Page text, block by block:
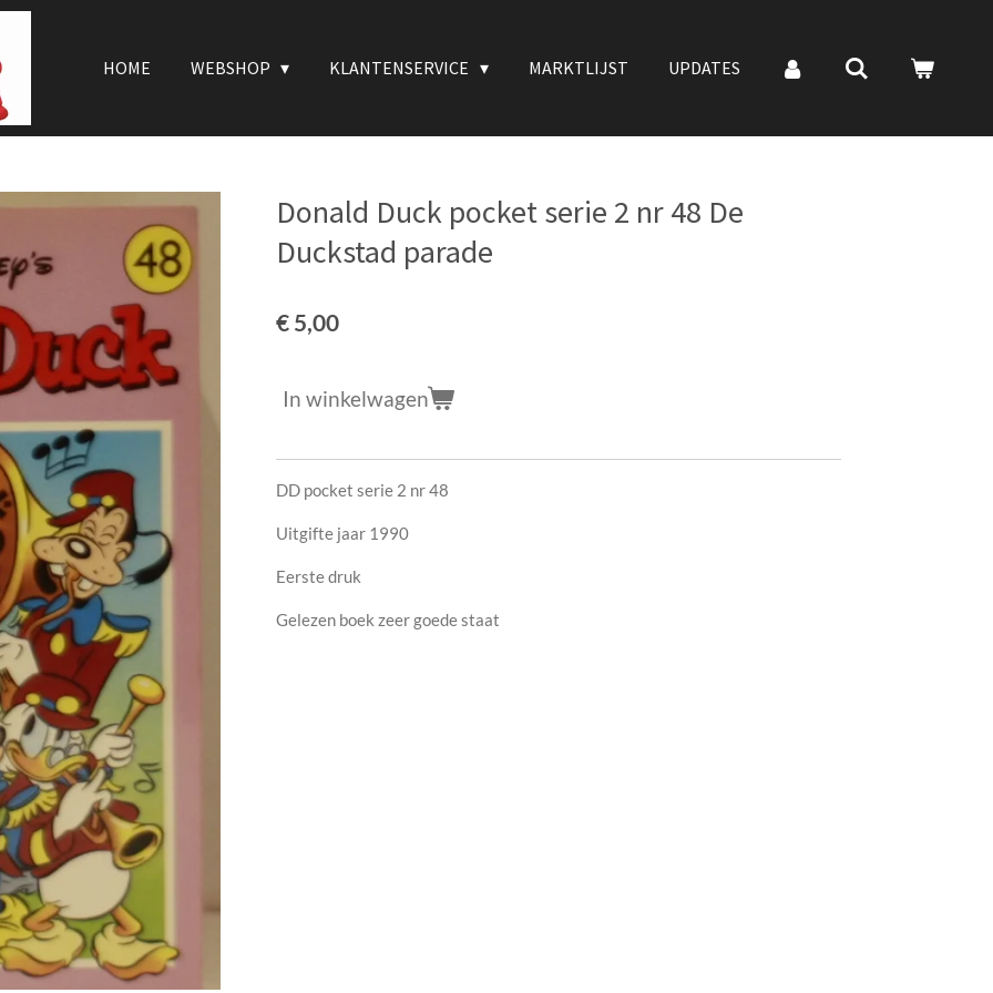
HOME WEBSHOP KLANTENSERVICE MARKTLIJST UPDATES
Donald Duck pocket serie 2 nr 48 De
Duckstad parade
€ 5,00
In winkelwagen
DD pocket serie 2 nr 48
Uitgifte jaar 1990
Eerste druk
Gelezen boek zeer goede staat